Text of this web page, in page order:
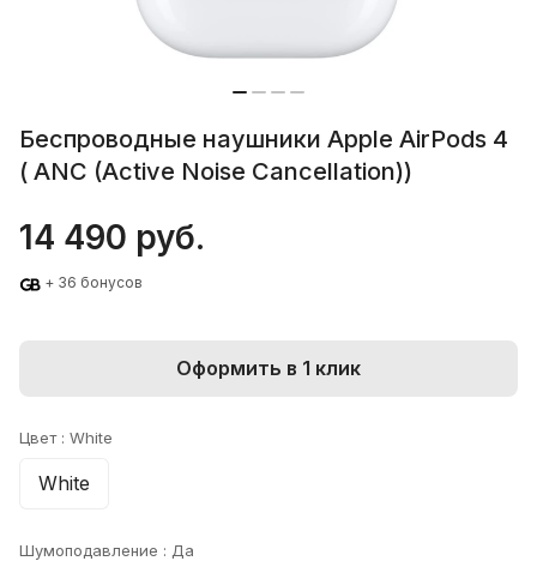
Беспроводные наушники Apple AirPods 4
( ANC (Active Noise Cancellation))
14 490 руб.
+ 36 бонусов
Оформить в 1 клик
Цвет : White
White
Шумоподавление : Да